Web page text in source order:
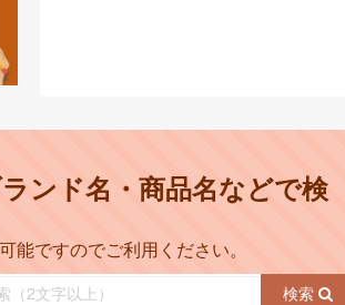
ンド名・商品名などで検
能ですのでご利用ください。
検索